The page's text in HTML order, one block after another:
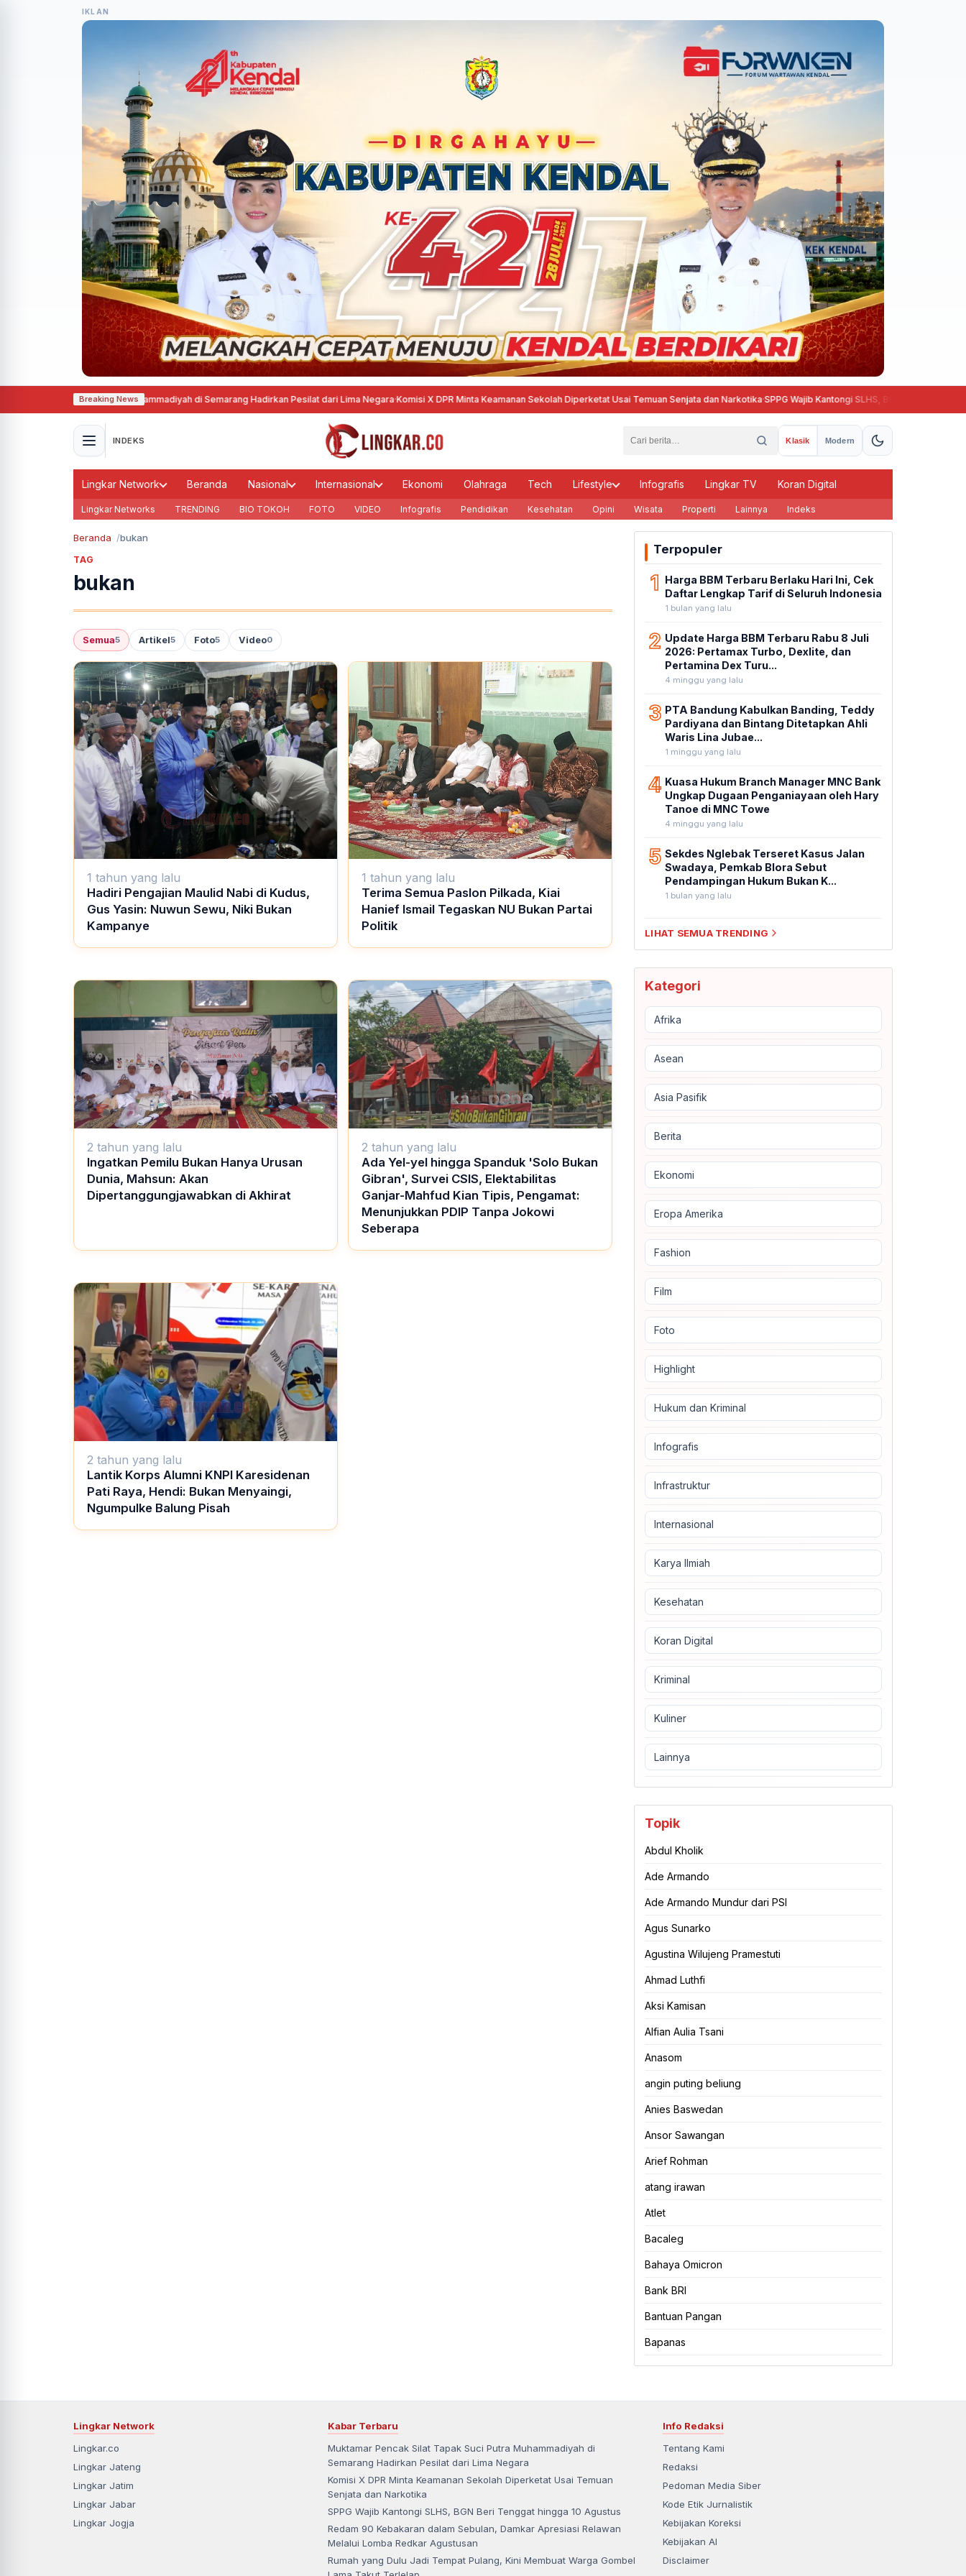
IKLAN
Breaking News
Tapak Suci Putra Muhammadiyah di Semarang Hadirkan Pesilat dari Lima Negara ·Komisi X DPR Minta Keamanan Sekolah Diperketat Usai Temuan Senjata dan Narkotika·SPPG Wajib Kantongi SLHS, BGN Beri Tenggat hingga
INDEKS Klasik Modern
Lingkar Network Beranda Nasional Internasional Ekonomi Olahraga Tech Lifestyle Infografis Lingkar TV Koran Digital
Lingkar Networks TRENDING BIO TOKOH FOTO VIDEO Infografis Pendidikan Kesehatan Opini Wisata Properti Lainnya Indeks
Beranda bukan
TAG
bukan
Semua5 Artikel5 Foto5 Video0
1 tahun yang lalu
Hadiri Pengajian Maulid Nabi di Kudus,
Gus Yasin: Nuwun Sewu, Niki Bukan
Kampanye
1 tahun yang lalu
Terima Semua Paslon Pilkada, Kiai
Hanief Ismail Tegaskan NU Bukan Partai
Politik
2 tahun yang lalu
Ingatkan Pemilu Bukan Hanya Urusan
Dunia, Mahsun: Akan
Dipertanggungjawabkan di Akhirat
2 tahun yang lalu
Ada Yel-yel hingga Spanduk 'Solo Bukan
Gibran', Survei CSIS, Elektabilitas
Ganjar-Mahfud Kian Tipis, Pengamat:
Menunjukkan PDIP Tanpa Jokowi
Seberapa
2 tahun yang lalu
Lantik Korps Alumni KNPI Karesidenan
Pati Raya, Hendi: Bukan Menyaingi,
Ngumpulke Balung Pisah
Terpopuler
1 Harga BBM Terbaru Berlaku Hari Ini, Cek
Daftar Lengkap Tarif di Seluruh Indonesia
1 bulan yang lalu
2 Update Harga BBM Terbaru Rabu 8 Juli
2026: Pertamax Turbo, Dexlite, dan
Pertamina Dex Turu...
4 minggu yang lalu
3 PTA Bandung Kabulkan Banding, Teddy
Pardiyana dan Bintang Ditetapkan Ahli
Waris Lina Jubae...
1 minggu yang lalu
4 Kuasa Hukum Branch Manager MNC Bank
Ungkap Dugaan Penganiayaan oleh Hary
Tanoe di MNC Towe
4 minggu yang lalu
5 Sekdes Nglebak Terseret Kasus Jalan
Swadaya, Pemkab Blora Sebut
Pendampingan Hukum Bukan K...
1 bulan yang lalu
LIHAT SEMUA TRENDING
Kategori
Afrika
Asean
Asia Pasifik
Berita
Ekonomi
Eropa Amerika
Fashion
Film
Foto
Highlight
Hukum dan Kriminal
Infografis
Infrastruktur
Internasional
Karya Ilmiah
Kesehatan
Koran Digital
Kriminal
Kuliner
Lainnya
Topik
Abdul Kholik
Ade Armando
Ade Armando Mundur dari PSI
Agus Sunarko
Agustina Wilujeng Pramestuti
Ahmad Luthfi
Aksi Kamisan
Alfian Aulia Tsani
Anasom
angin puting beliung
Anies Baswedan
Ansor Sawangan
Arief Rohman
atang irawan
Atlet
Bacaleg
Bahaya Omicron
Bank BRI
Bantuan Pangan
Bapanas
Lingkar Network
Lingkar.co
Lingkar Jateng
Lingkar Jatim
Lingkar Jabar
Lingkar Jogja
Kabar Terbaru
Muktamar Pencak Silat Tapak Suci Putra Muhammadiyah di
Semarang Hadirkan Pesilat dari Lima Negara
Komisi X DPR Minta Keamanan Sekolah Diperketat Usai Temuan
Senjata dan Narkotika
SPPG Wajib Kantongi SLHS, BGN Beri Tenggat hingga 10 Agustus
Redam 90 Kebakaran dalam Sebulan, Damkar Apresiasi Relawan
Melalui Lomba Redkar Agustusan
Rumah yang Dulu Jadi Tempat Pulang, Kini Membuat Warga Gombel
Info Redaksi
Tentang Kami
Redaksi
Pedoman Media Siber
Kode Etik Jurnalistik
Kebijakan Koreksi
Kebijakan AI
Disclaimer